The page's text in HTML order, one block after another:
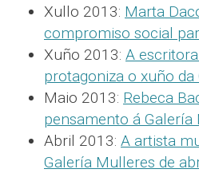
Xullo 2013: Marta
compromiso social
Xuño 2013: A
protagoniza o xuño
Maio 2013: Rebeca
pensamento á
Abril 2013: A artista
Galería Mulleres de